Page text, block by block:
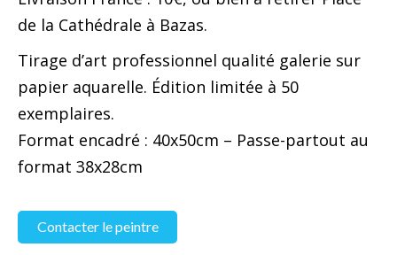
de la Cathédrale à Bazas.
Tirage d’art professionnel qualité galerie sur
papier aquarelle. Édition limitée à 50
exemplaires.
Format encadré : 40x50cm – Passe-partout au
format 38x28cm
Contacter le peintre